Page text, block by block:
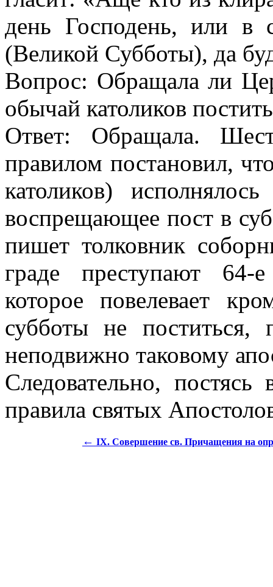
день Господень, или в
(Великой Субботы), да
Вопрос: Обращала ли
обычай католиков
Ответ: Обращала.
правилом постановил,
католиков)
воспрещающее пост в
пишет толковник
граде преступают 64-
которое повелевает
субботы не
неподвижно таковому
Следовательно,
правила святых
← IX. Совершение св. Причащения на